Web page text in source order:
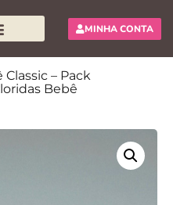
MINHA CONTA
– Pack
Bebê